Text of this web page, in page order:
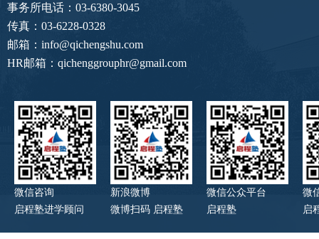
事务所电话：03-6380-3045
传真：03-6228-0328
邮箱：info@qichengshu.com
HR邮箱：qichenggrouphr@gmail.com
微信咨询
启程塾进学顾问
新浪微博
微博扫码 启程塾
微信公众平台
启程塾
微
启